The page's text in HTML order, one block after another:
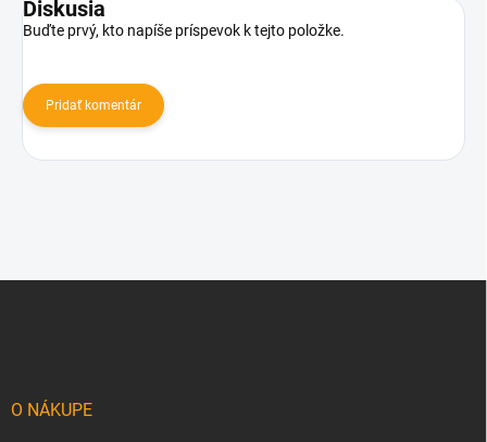
Diskusia
Buďte prvý, kto napíše príspevok k tejto položke.
Pridať komentár
O NÁKUPE